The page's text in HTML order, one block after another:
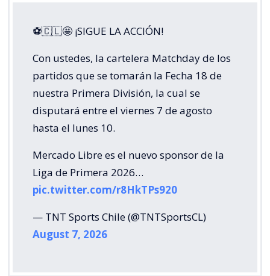
⚽🇨🇱🤩 ¡SIGUE LA ACCIÓN!
Con ustedes, la cartelera Matchday de los
partidos que se tomarán la Fecha 18 de
nuestra Primera División, la cual se
disputará entre el viernes 7 de agosto
hasta el lunes 10.
Mercado Libre es el nuevo sponsor de la
Liga de Primera 2026…
pic.twitter.com/r8HkTPs920
— TNT Sports Chile (@TNTSportsCL)
August 7, 2026